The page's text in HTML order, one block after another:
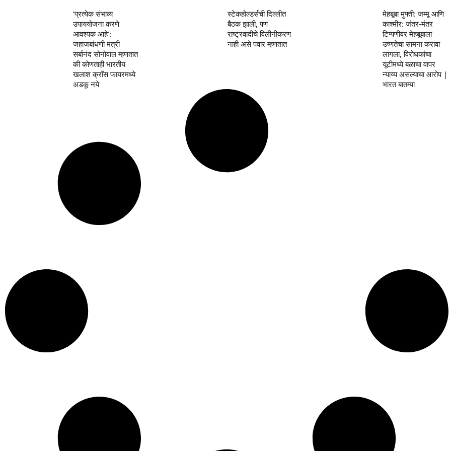
‘प्रत्येक संभाव्य
उपाययोजना करणे
आवश्यक आहे’:
जहाजबांधणी मंत्री
सर्बानंद सोनोवाल म्हणतात
की कोणताही भारतीय
खलाश क्रॉस फायरमध्ये
अडकू नये
स्टेकहोल्डर्सची दिल्लीत
बैठक झाली, पण
राष्ट्रवादीचे विलीनीकरण
नाही असे पवार म्हणतात
मेहबूबा मुफ्ती: जम्मू आणि
काश्मीर: जंतर-मंतर
टिप्पणीवर मेहबूबाला
उष्णतेचा सामना करावा
लागला, विरोधकांचा
यूटीमध्ये बळाचा वापर
न्याय्य असल्याचा आरोप |
भारत बातम्या